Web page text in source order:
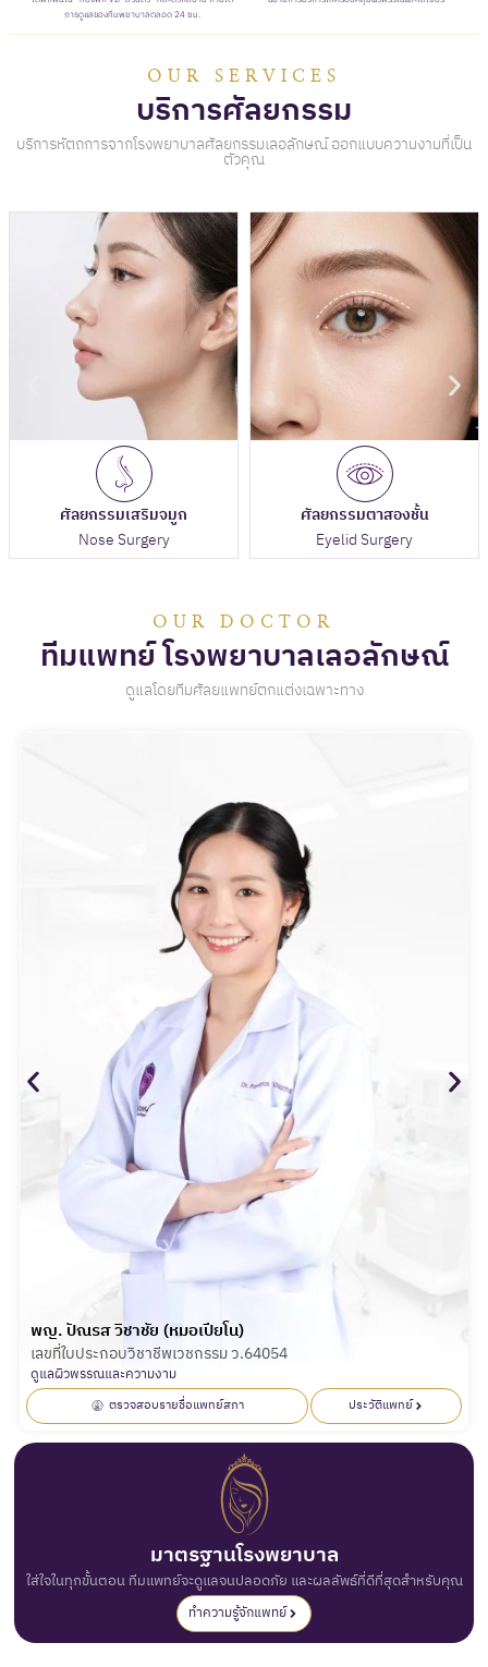
การดูแลของทีมพยาบาลตลอด 24 ซม.
OUR SERVICES
บริการศัลยกรรม
บริการหัตถการจากโรงพยาบาลศัลยกรรมเลอลักษณ์ ออกแบบความงามที่เป็น
ตัวคุณ
ศัลยกรรมเสริมจมูก
Nose Surgery
ศัลยกรรมตาสองชั้น
Eyelid Surgery
OUR DOCTOR
ทีมแพทย์ โรงพยาบาลเลอลักษณ์
ดูแลโดยทีมศัลยแพทย์ตกแต่งเฉพาะทาง
พญ. ปัณรส วิชาชัย (หมอเปียโน)
เลขที่ใบประกอบวิชาชีพเวชกรรม ว.64054
ดูแลผิวพรรณและความงาม
ตรวจสอบรายชื่อแพทย์สภา ประวัติแพทย์
มาตรฐานโรงพยาบาล
ใส่ใจในทุกขั้นตอน ทีมแพทย์จะดูแลจนปลอดภัย และผลลัพธ์ที่ดีที่สุดสำหรับคุณ
ทำความรู้จักแพทย์